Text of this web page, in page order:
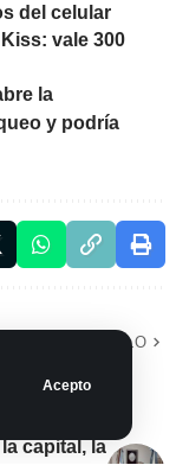
Acepto
del celular
vale 300
la
y podría
ARTÍCULO
Galvan:
12 años
capital, la